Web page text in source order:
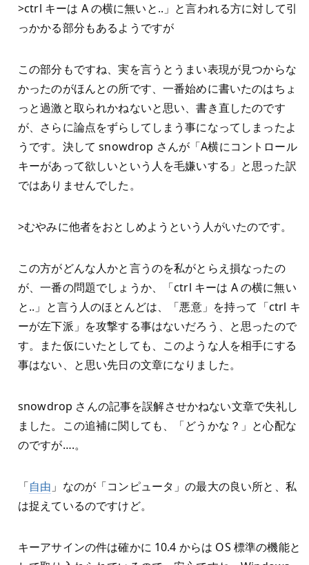
>ctrl キーは A の横に無いと..」と言われる方に対して引
っかかる部分もあるようですが
この部分もですね、実を言うとうまい表現が見つからな
かったのがほんとの所です、一番始めに書いたのはちょ
っと過激と取られかねないと思い、書き直したのです
が、さらに論点をずらしてしまう事になってしまったよ
うです。決して snowdrop さんが「A横にコントロール
キーがあって欲しいという人を毛嫌いする」と思った訳
ではありませんでした。
>むやみに他者をおとしめようという人がいたのです。
この方がどんな人かと言うのを私がとらえ損なったの
が、一番の問題でしょうか、「ctrl キーは A の横に無い
と..」と言う人のほとんどは、「悪意」を持って「ctrl キ
ーが左下派」を攻撃する事はないだろう、と思ったので
す。また仮にいたとしても、このような人を相手にする
事はない、と思い先日の文章になりました。
snowdrop さんの記事を誤解させかねない文章で失礼し
ました。この追補に関しても、「どうかな？」と心配な
のですが….。
「自由 」なのが「コンピュータ」の最大の良い所と、私
は捉えているのですけど。
キーアサインの件は確かに 10.4 からは OS 標準の機能と